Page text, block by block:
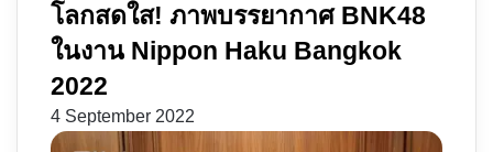
โลกสดใส! ภาพบรรยากาศ BNK48
ในงาน Nippon Haku Bangkok
2022
4 September 2022